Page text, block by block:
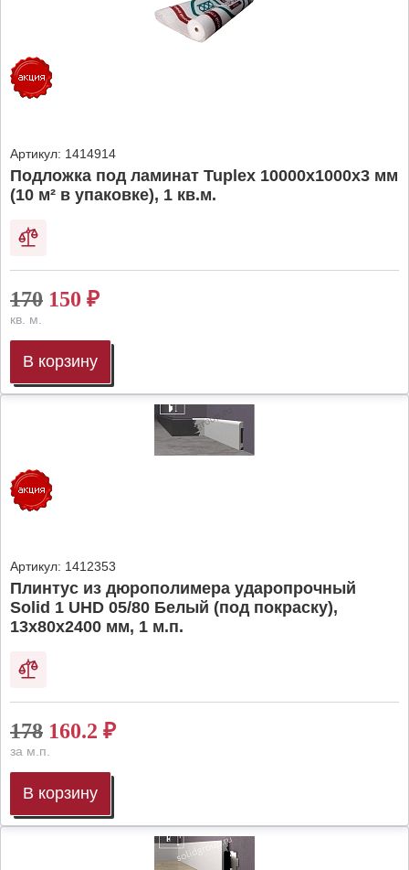
Артикул: 1414914
Подложка под ламинат Tuplex 10000x1000x3 мм
(10 м² в упаковке), 1 кв.м.
170 150 ₽
кв. м.
В корзину
Артикул: 1412353
Плинтус из дюрополимера ударопрочный
Solid 1 UHD 05/80 Белый (под покраску),
13х80х2400 мм, 1 м.п.
178 160.2 ₽
за м.п.
В корзину